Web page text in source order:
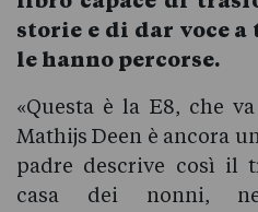
storie e di dar voce
le hanno percorse.
«Questa è la E8, che
Mathijs Deen è ancora
padre descrive così il
casa dei nonni,